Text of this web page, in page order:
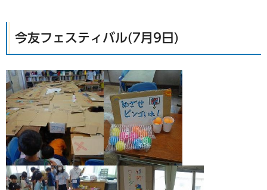
今友フェスティバル(7月9日)